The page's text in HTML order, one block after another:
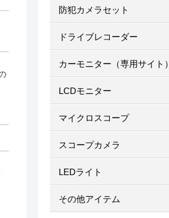
防犯カメラセット
ドライブレコーダー
カーモニター（専用サイト）
LCDモニター
マイクロスコープ
スコープカメラ
LEDライト
その他アイテム